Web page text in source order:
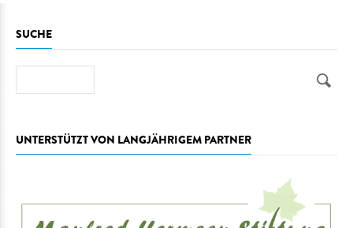
SUCHE
UNTERSTÜTZT VON LANGJÄHRIGEM PARTNER